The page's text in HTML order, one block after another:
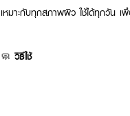
เหมาะกับทุกสภาพผิว ใช้ได้ทุกวัน เ
🧼 วิธีใช้
ใช้พัฟแตะผลิตภัณฑ์เล็กน้อย แล้วก